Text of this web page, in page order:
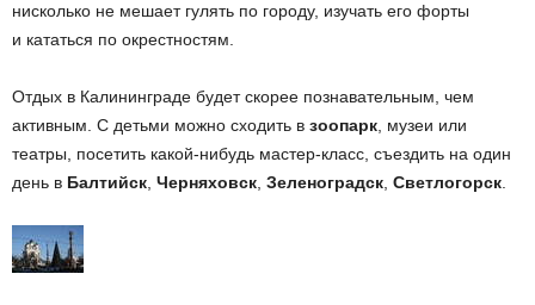
нисколько не мешает гулять по городу, изучать его форты
и кататься по окрестностям.
Отдых в Калининграде будет скорее познавательным, чем
активным. С детьми можно сходить в зоопарк , музеи или
театры, посетить какой-нибудь мастер-класс, съездить на один
день в Балтийск Черняховск Зеленоградск Светлогорск